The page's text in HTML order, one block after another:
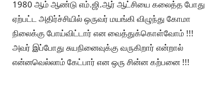
1980 ஆம் ஆண்டு எம்.ஜி.ஆர் ஆட்சியை கலைத்த போது
ஏற்பட்ட அதிர்ச்சியில் ஒருவர் மயங்கி விழுந்து கோமா
நிலைக்கு போய்விட்டார் என வைத்துக்கொள்வோம் !!!
அவர் இப்போது சுயநினைவுக்கு வருகிறார் என்றால்
என்னவெல்லாம் கேட்பார் என ஒரு சின்ன கற்பனை !!!